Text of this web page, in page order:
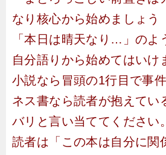
なり核心から始めましょう
「本日は晴天なり…」のよ
自分語りから始めてはいけ
小説なら冒頭の1行目で事
ネス書なら読者が抱えてい
バリと言い当ててください。
読者は「この本は自分に関